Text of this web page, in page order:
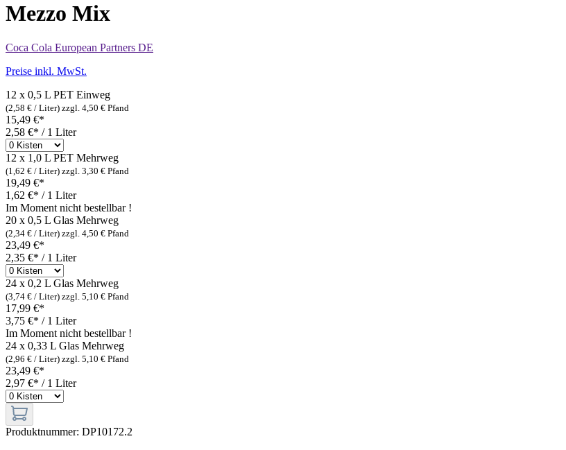
Mezzo Mix
Coca Cola European Partners DE
Preise inkl. MwSt.
12 x 0,5 L PET Einweg
(2,58 € / Liter) zzgl. 4,50 € Pfand
15,49 €*
2,58 €* / 1 Liter
12 x 1,0 L PET Mehrweg
(1,62 € / Liter) zzgl. 3,30 € Pfand
19,49 €*
1,62 €* / 1 Liter
Im Moment nicht bestellbar !
20 x 0,5 L Glas Mehrweg
(2,34 € / Liter) zzgl. 4,50 € Pfand
23,49 €*
2,35 €* / 1 Liter
24 x 0,2 L Glas Mehrweg
(3,74 € / Liter) zzgl. 5,10 € Pfand
17,99 €*
3,75 €* / 1 Liter
Im Moment nicht bestellbar !
24 x 0,33 L Glas Mehrweg
(2,96 € / Liter) zzgl. 5,10 € Pfand
23,49 €*
2,97 €* / 1 Liter
Produktnummer: DP10172.2